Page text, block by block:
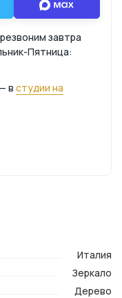
завтра
Пятница:
в студии на
Италия
Зеркало
Дерево